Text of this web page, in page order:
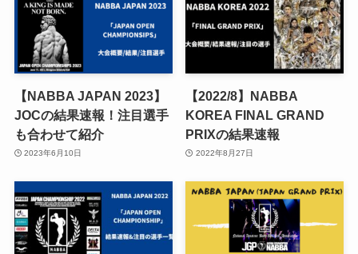
【NABBA JAPAN 2023】
JOCの結果速報！注目選手
も合わせて紹介
2023年6月10日
【2022/8】NABBA
KOREA FINAL GRAND
PRIXの結果速報
2022年8月27日